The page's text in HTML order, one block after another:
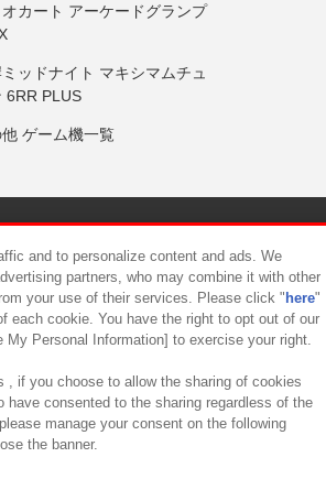
カート アーケードグランプ
ッドナイト マキシマムチュ
6RR PLUS
ゲーム機一覧
について カスタマーハラスメント対応方針
and to personalize content and ads. We
partners, who may combine it with other
your use of their services. Please click " here"
each cookie. You have the right to opt out of our
Personal Information] to exercise your right.
, if you choose to allow the sharing of cookies
have consented to the sharing regardless of the
manage your consent on the following
the banner.